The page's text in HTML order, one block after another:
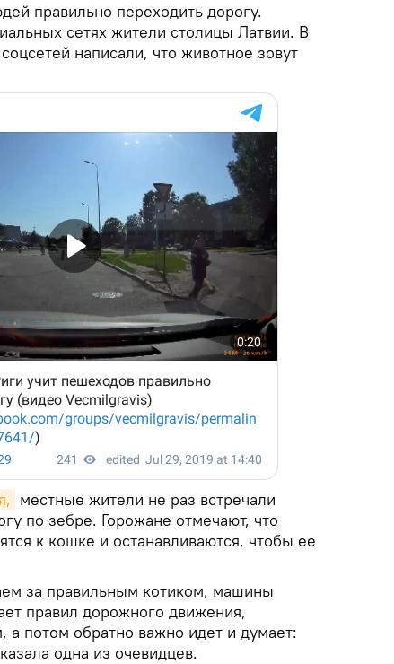
правильно переходить дорогу.
сетях жители столицы Латвии. В
написали, что животное зовут
местные жители не раз встречали
по зебре. Горожане отмечают, что
к кошке и останавливаются, чтобы ее
за правильным котиком, машины
правил дорожного движения,
а потом обратно важно идет и думает:
одна из очевидцев.